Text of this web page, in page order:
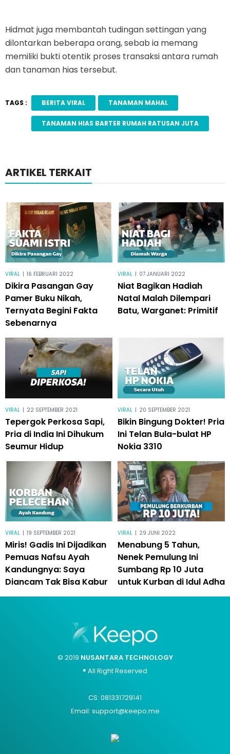
Hidmat juga membantah tudingan settingan yang
dilontarkan beberapa orang, sebab ia memang
memiliki bukti otentik proses transaksi antara rumah
dan tanaman hias tersebut.
TAGS : BERITA VIRAL TANAMAN MAHAL
TANAMAN HIAS BARTER RUMAH RATUSAN JUTA
ARTIKEL TERKAIT
VIRAL | 16 FEBRUARI 2022
Dikira Pasangan Gay
Pamer Buku Nikah,
Ternyata Begini Fakta
Sebenarnya
VIRAL | 07 JANUARI 2022
Niat Bagikan Hadiah
Natal Malah Dilempari
Batu, Warganet: Primitif
VIRAL | 22 SEPTEMBER 2021
Tepergok Perkosa Sapi,
Pria di India Ini Dihukum
Seumur Hidup
VIRAL | 20 SEPTEMBER 2021
Bikin Bingung Dokter! Pria
Ini Telan Bula-bulat HP
Nokia 3310
VIRAL | 19 SEPTEMBER 2021
Miris! Gadis Ini Dijadikan
Pemuas Nafsu Ayah
Kandungnya: Saya
Diancam Tak Bisa Kabur
VIRAL | 29 JUNI 2022
Menabung 5 Tahun,
Nenek Pemulung Ini
Sumbang Rp 10 Juta
untuk Kurban di Idul Adha
© 2019 NUSANTARA TECHNOLOGY
® All Right Reserved
CS: 081331729141
Email: support@keepo.me